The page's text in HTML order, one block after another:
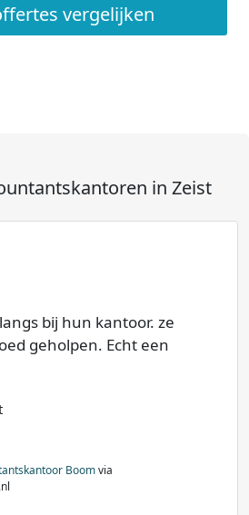
vergelijken
in Zeist
bij hun kantoor. ze
geholpen. Echt een
Boomvia